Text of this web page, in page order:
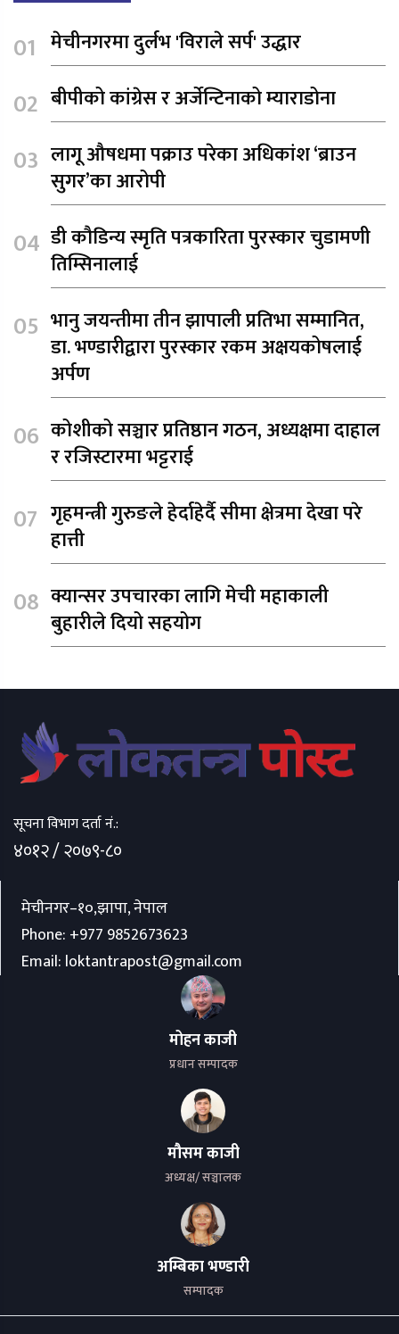
मेचीनगरमा दुर्लभ 'विराले सर्प' उद्धार
बीपीको कांग्रेस र अर्जेन्टिनाको म्याराडोना
लागू औषधमा पक्राउ परेका अधिकांश ‘ब्राउन
सुगर’का आरोपी
डी कौडिन्य स्मृति पत्रकारिता पुरस्कार चुडामणी
तिम्सिनालाई
भानु जयन्तीमा तीन झापाली प्रतिभा सम्मानित,
डा. भण्डारीद्वारा पुरस्कार रकम अक्षयकोषलाई
अर्पण
कोशीको सञ्चार प्रतिष्ठान गठन, अध्यक्षमा दाहाल
र रजिस्टारमा भट्टराई
गृहमन्त्री गुरुङले हेर्दाहेर्दै सीमा क्षेत्रमा देखा परे
हात्ती
क्यान्सर उपचारका लागि मेची महाकाली
बुहारीले दियो सहयोग
सूचना विभाग दर्ता नं.:
४०१२ / २०७९-८०
मेचीनगर–१०,झापा, नेपाल
Phone: +977 9852673623
Email: loktantrapost@gmail.com
मोहन काजी
प्रधान सम्पादक
मौसम काजी
अध्यक्ष/ सञ्चालक
अम्बिका भण्डारी
सम्पादक